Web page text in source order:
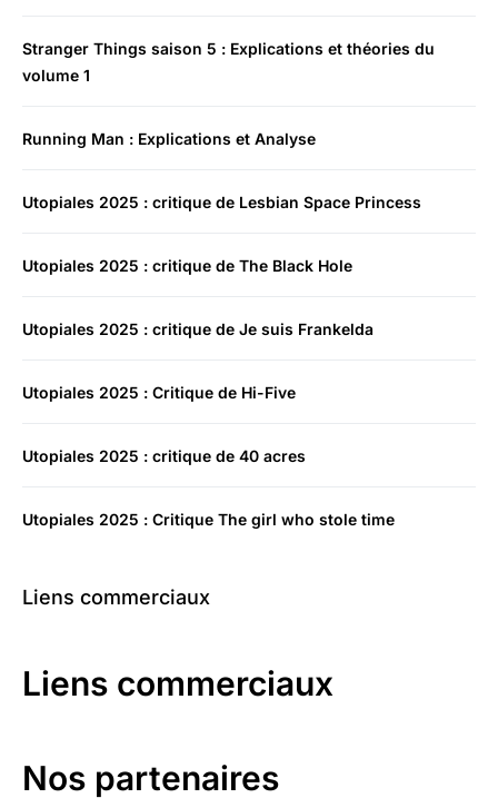
Stranger Things saison 5 : Explications et théories du
volume 1
Running Man : Explications et Analyse
Utopiales 2025 : critique de Lesbian Space Princess
Utopiales 2025 : critique de The Black Hole
Utopiales 2025 : critique de Je suis Frankelda
Utopiales 2025 : Critique de Hi-Five
Utopiales 2025 : critique de 40 acres
Utopiales 2025 : Critique The girl who stole time
Liens commerciaux
Liens commerciaux
Nos partenaires